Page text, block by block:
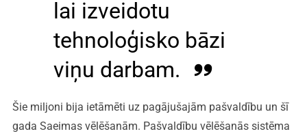
lai izveidotu
tehnoloģisko bāzi
viņu darbam.
Šie miljoni bija ietāmēti uz pagājušajām pašvaldību un šī
gada Saeimas vēlēšanām. Pašvaldību vēlēšanās sistēma